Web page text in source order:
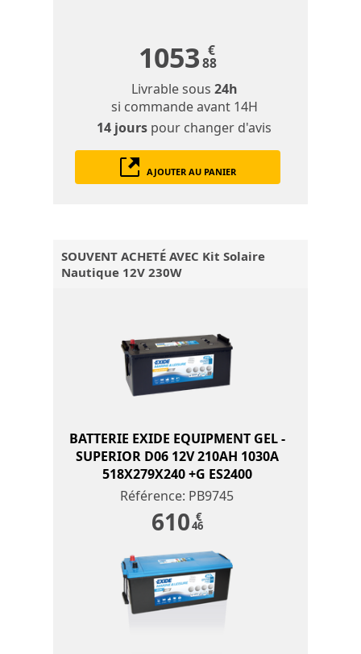
1053 €
88
Livrable sous 24h
si commande avant 14H
14 jours pour changer d'avis
AJOUTER AU PANIER
SOUVENT ACHETÉ AVEC Kit Solaire
Nautique 12V 230W
BATTERIE EXIDE EQUIPMENT GEL -
SUPERIOR D06 12V 210AH 1030A
518X279X240 +G ES2400
Référence: PB9745
610 €
46